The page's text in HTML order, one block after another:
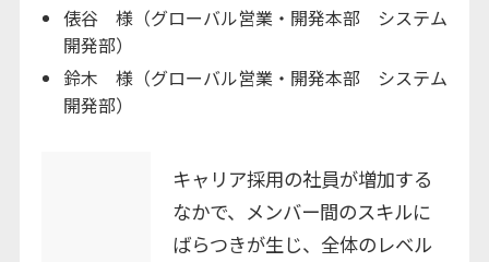
俵谷 様（グローバル営業・開発本部 システム
開発部）
鈴木 様（グローバル営業・開発本部 システム
開発部）
キャリア採用の社員が増加する
なかで、メンバー間のスキルに
ばらつきが生じ、全体のレベル